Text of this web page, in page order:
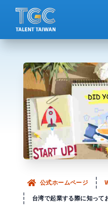
公式ホームページ
台湾で起業する際に知って